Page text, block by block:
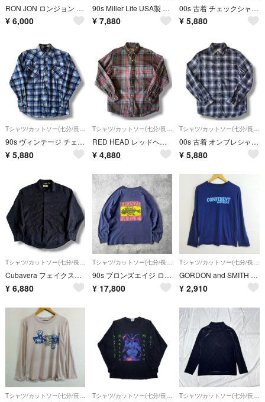
RON JON ロンジョン クラーケン プリント ロンT 長袖 Tシャツ グレー
¥ 6,000
90s Miller Lite USA製 ライトニング柄 稲妻 ウエスタンシャツ
¥ 7,880
00s 古着 チェックシャツ ネルシャツ M グレー ブラック オンブレ
¥ 5,880
Tシャツ/カットソー(七分/長袖)
90s ヴィンテージ チェック ネルシャツ ウエスタンシャツ ブルー 古着
¥ 5,880
Tシャツ/カットソー(七分/長袖)
RED HEAD レッドヘッド チェック ネルシャツ グレー M 00s 古着
¥ 4,880
Tシャツ/カットソー(七分/長袖)
00s 古着 オンブレシャツ チェックシャツ フランネル ネイビー 白
¥ 5,880
Tシャツ/カットソー(七分/長袖)
Cubavera フェイクスエード キューバシャツ 長袖シャツ ブラック L
¥ 6,880
Tシャツ/カットソー(七分/長袖)
90s ブロンズエイジ ロンtシャツ USA製 M ネイビー フィッシュボーン
¥ 17,800
Tシャツ/カットソー(七分/長袖)
GORDON and SMITH ゴードンアンドスミス 長袖 ロンT ロングスリーブ センターロゴ 袖プリント スケーター サーフ ストリート 古着 VINTAGE ネイビー L H12
¥ 2,910
Tシャツ/カットソー(七分/長袖) Tシャツ/カットソー(七分/長袖) Tシャツ/カットソー(七分/長袖)